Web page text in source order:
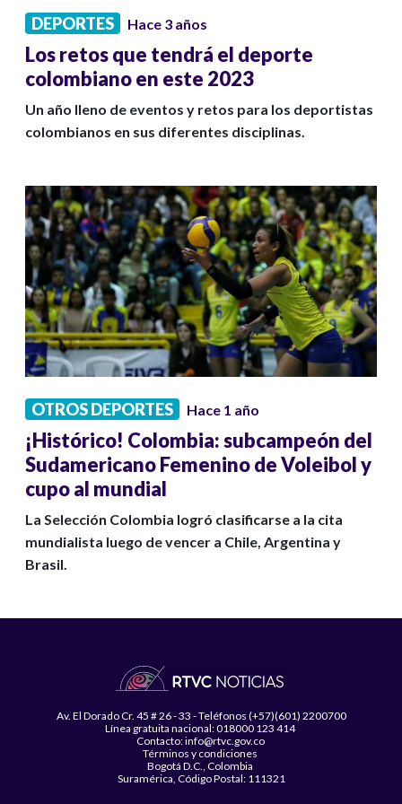
DEPORTES Hace 3 años
Los retos que tendrá el deporte
colombiano en este 2023
Un año lleno de eventos y retos para los deportistas
colombianos en sus diferentes disciplinas.
OTROS DEPORTES Hace 1 año
¡Histórico! Colombia: subcampeón del
Sudamericano Femenino de Voleibol y
cupo al mundial
La Selección Colombia logró clasificarse a la cita
mundialista luego de vencer a Chile, Argentina y
Brasil.
Av. El Dorado Cr. 45 # 26 - 33 - Teléfonos (+57)(601) 2200700
Línea gratuita nacional: 018000 123 414
Contacto: info@rtvc.gov.co
Términos y condiciones
Bogotá D.C., Colombia
Suramérica, Código Postal: 111321